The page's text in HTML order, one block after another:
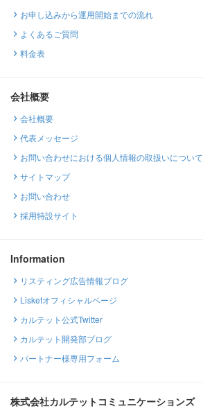
お申し込みから運用開始までの流れ
よくあるご質問
料金表
会社概要
会社概要
代表メッセージ
お問い合わせにおける個人情報の取扱いについて
サイトマップ
お問い合わせ
採用特設サイト
Information
リスティング広告情報ブログ
Lisketオフィシャルページ
カルテット公式Twitter
カルテット開発部ブログ
パートナー様専用フォーム
株式会社カルテットコミュニケーションズ